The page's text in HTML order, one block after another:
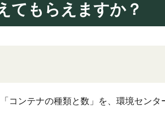
てもらえますか？
コンテナの種類と数」を、環境センタ